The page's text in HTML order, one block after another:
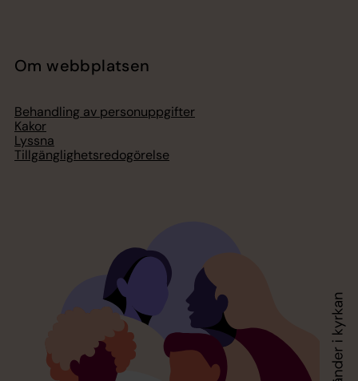
Om webbplatsen
Behandling av personuppgifter
Kakor
Lyssna
Tillgänglighetsredogörelse